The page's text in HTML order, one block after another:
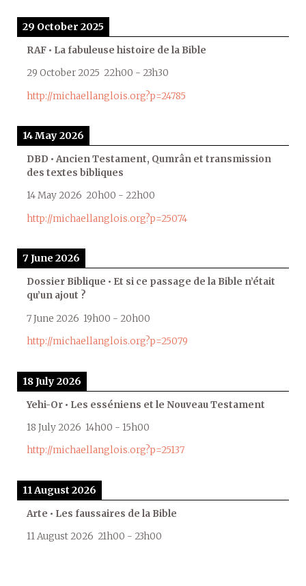
29 October 2025
RAF • La fabuleuse histoire de la Bible
29 October 2025 22h00 - 23h30
http://michaellanglois.org?p=24785
14 May 2026
DBD • Ancien Testament, Qumrân et transmission
des textes bibliques
14 May 2026 20h00 - 22h00
http://michaellanglois.org?p=25074
7 June 2026
Dossier Biblique • Et si ce passage de la Bible n’était
qu’un ajout ?
7 June 2026 19h00 - 20h00
http://michaellanglois.org?p=25079
18 July 2026
Yehi-Or • Les esséniens et le Nouveau Testament
18 July 2026 14h00 - 15h00
http://michaellanglois.org?p=25137
11 August 2026
Arte • Les faussaires de la Bible
11 August 2026 21h00 - 23h00